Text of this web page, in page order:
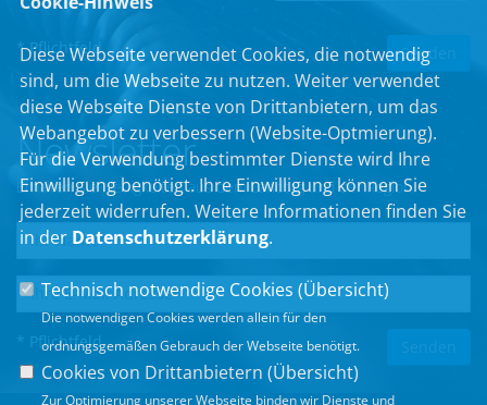
* Pflichtfeld
Newsletter
Erhalten Sie Neuigkeiten aus dem Landtag und der Region.
* Pflichtfeld
Diese Webseite verwendet Cookies, die notwendig
sind, um die Webseite zu nutzen. Weiter verwendet
diese Webseite Dienste von Drittanbietern, um das
Webangebot zu verbessern (Website-Optmierung).
Für die Verwendung bestimmter Dienste wird Ihre
Einwilligung benötigt. Ihre Einwilligung können Sie
jederzeit widerrufen. Weitere Informationen finden Sie
in der Datenschutzerklärung.
Technisch notwendige Cookies (Übersicht)
Die notwendigen Cookies werden allein für den
ordnungsgemäßen Gebrauch der Webseite benötigt.
Cookies von Drittanbietern (Übersicht)
Zur Optimierung unserer Webseite binden wir Dienste und